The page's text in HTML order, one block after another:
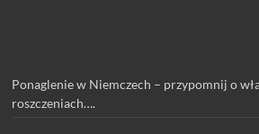
Ponaglenie w Niemczech – przypomnij o
roszczeniach….